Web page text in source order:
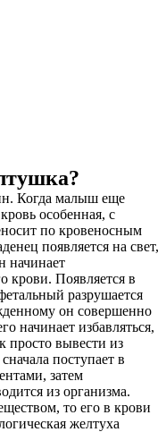
Когда малыш еще
особенная, с
по кровеносным
появляется на свет,
начинает
крови. Появляется в
разрушается
он совершенно
начинает избавляться,
просто вывести из
поступает в
затем
из организма.
то его в крови
желтуха